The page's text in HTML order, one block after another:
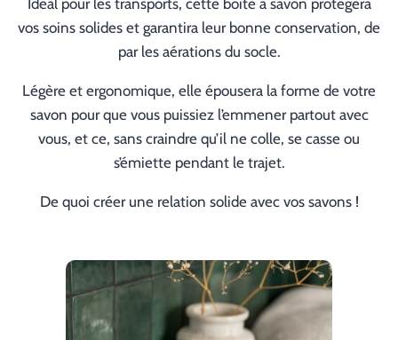
vos soins solides et garantira leur bonne conservation, de
par les aérations du socle.
Légère et ergonomique, elle épousera la forme de votre
savon pour que vous puissiez l’emmener partout avec
vous, et ce, sans craindre qu’il ne colle, se casse ou
s’émiette pendant le trajet.
De quoi créer une relation solide avec vos savons !